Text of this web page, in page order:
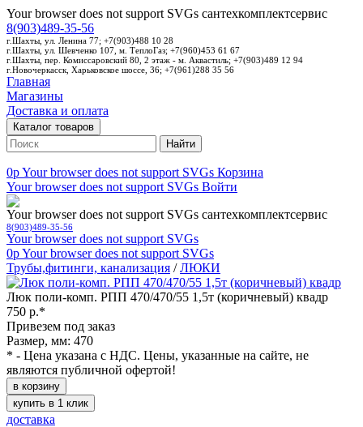
Your browser does not support SVGs сантехкомплектсервис
8(903)489-35-56
г.Шахты, ул. Ленина 77; +7(903)488 10 28
г.Шахты, ул. Шевченко 107, м. ТеплоГаз; +7(960)453 61 67
г.Шахты, пер. Комиссаровский 80, 2 этаж - м. Аквастиль; +7(903)489 12 94
г.Новочеркасск, Харьковское шоссе, 36; +7(961)288 35 56
Главная
Магазины
Доставка и оплата
Каталог товаров
Найти
0pYour browser does not support SVGs Корзина
Your browser does not support SVGs Войти
Your browser does not support SVGs сантехкомплектсервис
8(903)489-35-56
Your browser does not support SVGs
0pYour browser does not support SVGs
Трубы,фитинги, канализация /ЛЮКИ
Люк поли-комп. РПП 470/470/55 1,5т (коричневый) квадр
750 р.*
Привезем под заказ
Размер, мм: 470
* - Цена указана с НДС. Цены, указанные на сайте, не
являются публичной офертой!
в корзину
купить в 1 клик
доставка